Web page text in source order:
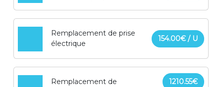
Remplacement de prise
électrique
154.00€ / U
Remplacement de
1210.55€